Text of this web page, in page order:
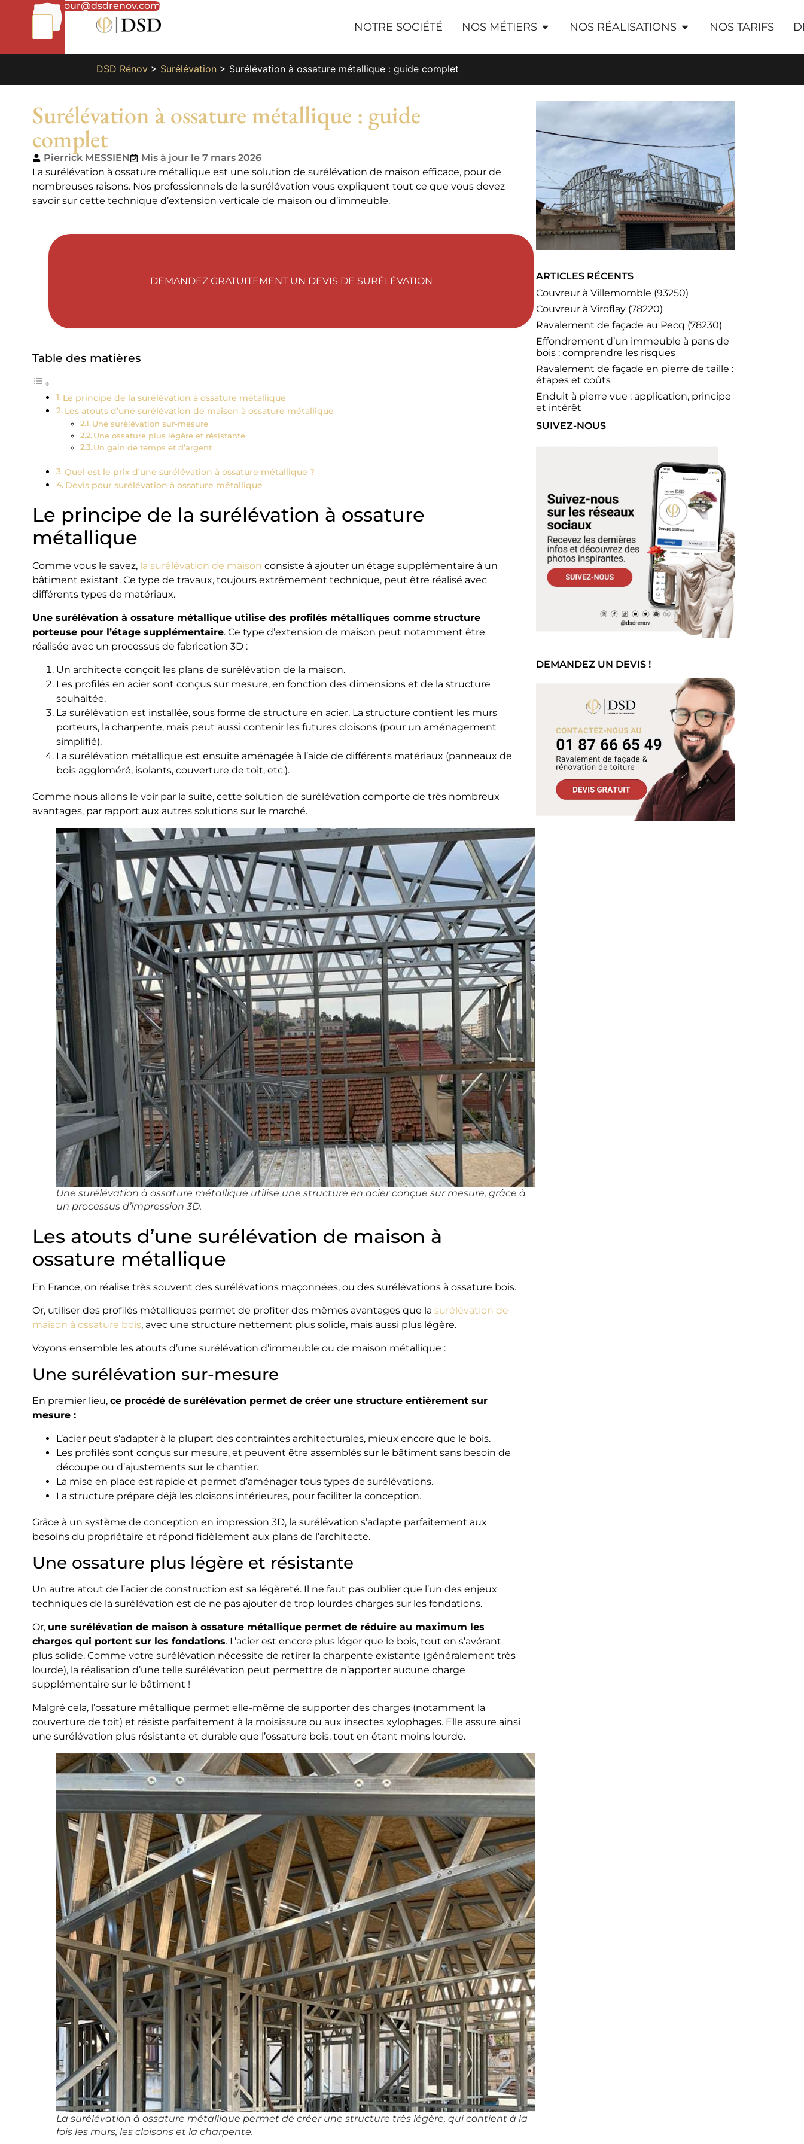
01
87
65
49
bonjour@dsdrenov.com
NOTRE SOCIÉTÉ NOS MÉTIERS NOS RÉALISATIONS NOS TARIFS
DSD Rénov > Surélévation > Surélévation à ossature métallique : guide complet
Surélévation à ossature métallique : guide
complet
Pierrick MESSIEN
Mis à jour le 7 mars 2026
La surélévation à ossature métallique est une solution de surélévation de maison efficace, pour de
nombreuses raisons. Nos professionnels de la surélévation vous expliquent tout ce que vous devez
savoir sur cette technique d’extension verticale de maison ou d’immeuble.
DEMANDEZ GRATUITEMENT UN DEVIS DE SURÉLÉVATION
Table des matières
Le principe de la surélévation à ossature métallique
Les atouts d’une surélévation de maison à ossature métallique
Une surélévation sur-mesure
Une ossature plus légère et résistante
Un gain de temps et d’argent
Quel est le prix d’une surélévation à ossature métallique ?
Devis pour surélévation à ossature métallique
Le principe de la surélévation à ossature
métallique
Comme vous le savez, la surélévation de maison consiste à ajouter un étage supplémentaire à un
bâtiment existant. Ce type de travaux, toujours extrêmement technique, peut être réalisé avec
différents types de matériaux.
Une surélévation à ossature métallique utilise des profilés métalliques comme structure
porteuse pour l’étage supplémentaire. Ce type d’extension de maison peut notamment être
réalisée avec un processus de fabrication 3D :
Un architecte conçoit les plans de surélévation de la maison.
Les profilés en acier sont conçus sur mesure, en fonction des dimensions et de la structure
souhaitée.
La surélévation est installée, sous forme de structure en acier. La structure contient les murs
porteurs, la charpente, mais peut aussi contenir les futures cloisons (pour un aménagement
simplifié).
La surélévation métallique est ensuite aménagée à l’aide de différents matériaux (panneaux de
bois aggloméré, isolants, couverture de toit, etc.).
Comme nous allons le voir par la suite, cette solution de surélévation comporte de très nombreux
avantages, par rapport aux autres solutions sur le marché.
Une surélévation à ossature métallique utilise une structure en acier conçue sur mesure, grâce à
un processus d’impression 3D.
Les atouts d’une surélévation de maison à
ossature métallique
En France, on réalise très souvent des surélévations maçonnées, ou des surélévations à ossature bois.
Or, utiliser des profilés métalliques permet de profiter des mêmes avantages que la surélévation de
maison à ossature bois, avec une structure nettement plus solide, mais aussi plus légère.
Voyons ensemble les atouts d’une surélévation d’immeuble ou de maison métallique :
Une surélévation sur-mesure
En premier lieu, ce procédé de surélévation permet de créer une structure entièrement sur
mesure :
L’acier peut s’adapter à la plupart des contraintes architecturales, mieux encore que le bois.
Les profilés sont conçus sur mesure, et peuvent être assemblés sur le bâtiment sans besoin de
découpe ou d’ajustements sur le chantier.
La mise en place est rapide et permet d’aménager tous types de surélévations.
La structure prépare déjà les cloisons intérieures, pour faciliter la conception.
Grâce à un système de conception en impression 3D, la surélévation s’adapte parfaitement aux
besoins du propriétaire et répond fidèlement aux plans de l’architecte.
Une ossature plus légère et résistante
Un autre atout de l’acier de construction est sa légèreté. Il ne faut pas oublier que l’un des enjeux
techniques de la surélévation est de ne pas ajouter de trop lourdes charges sur les fondations.
Or, une surélévation de maison à ossature métallique permet de réduire au maximum les
charges qui portent sur les fondations. L’acier est encore plus léger que le bois, tout en s’avérant
plus solide. Comme votre surélévation nécessite de retirer la charpente existante (généralement très
lourde), la réalisation d’une telle surélévation peut permettre de n’apporter aucune charge
supplémentaire sur le bâtiment !
Malgré cela, l’ossature métallique permet elle-même de supporter des charges (notamment la
couverture de toit) et résiste parfaitement à la moisissure ou aux insectes xylophages. Elle assure ainsi
une surélévation plus résistante et durable que l’ossature bois, tout en étant moins lourde.
La surélévation à ossature métallique permet de créer une structure très légère, qui contient à la
fois les murs, les cloisons et la charpente.
ARTICLES RÉCENTS
Couvreur à Villemomble (93250)
Couvreur à Viroflay (78220)
Ravalement de façade au Pecq (78230)
Effondrement d’un immeuble à pans de
bois : comprendre les risques
Ravalement de façade en pierre de taille :
étapes et coûts
Enduit à pierre vue : application, principe
et intérêt
SUIVEZ-NOUS
DEMANDEZ UN DEVIS !